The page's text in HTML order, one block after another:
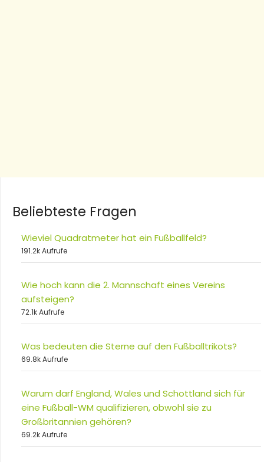
Beliebteste Fragen
Wieviel Quadratmeter hat ein Fußballfeld?
191.2k Aufrufe
Wie hoch kann die 2. Mannschaft eines Vereins
aufsteigen?
72.1k Aufrufe
Was bedeuten die Sterne auf den Fußballtrikots?
69.8k Aufrufe
Warum darf England, Wales und Schottland sich für
eine Fußball-WM qualifizieren, obwohl sie zu
Großbritannien gehören?
69.2k Aufrufe